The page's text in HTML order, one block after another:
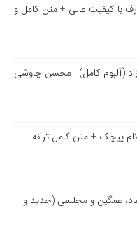
با کیفیت عالی + متن کامل و
(آلبوم کامل) | محسن چاوشی
پیچک + متن کامل ترانه
غمگین و مجلسی (جدید و